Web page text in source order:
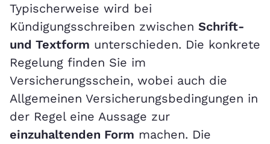
Typischerweise wird bei
Kündigungsschreiben zwischen Schrift-
und Textform unterschieden. Die konkrete
Regelung finden Sie im
Versicherungsschein, wobei auch die
Allgemeinen Versicherungsbedingungen in
der Regel eine Aussage zur
einzuhaltenden Form machen. Die